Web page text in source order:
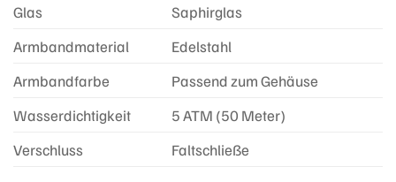
Glas
Saphirglas
Armbandmaterial
Edelstahl
Armbandfarbe
Passend zum Gehäuse
Wasserdichtigkeit
5 ATM (50 Meter)
Verschluss
Faltschließe